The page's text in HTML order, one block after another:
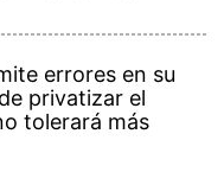
errores en su
privatizar el
tolerará más